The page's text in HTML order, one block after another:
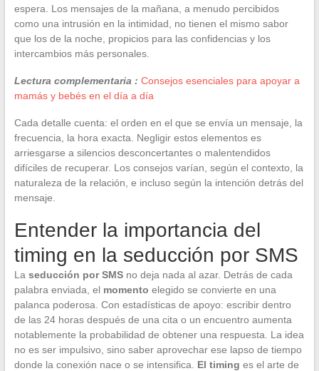
espera. Los mensajes de la mañana, a menudo percibidos
como una intrusión en la intimidad, no tienen el mismo sabor
que los de la noche, propicios para las confidencias y los
intercambios más personales.
Lectura complementaria : Consejos esenciales para apoyar a
mamás y bebés en el día a día
Cada detalle cuenta: el orden en el que se envía un mensaje, la
frecuencia, la hora exacta. Negligir estos elementos es
arriesgarse a silencios desconcertantes o malentendidos
difíciles de recuperar. Los consejos varían, según el contexto, la
naturaleza de la relación, e incluso según la intención detrás del
mensaje.
Entender la importancia del
timing en la seducción por SMS
La seducción por SMSno deja nada al azar. Detrás de cada
palabra enviada, el momento elegido se convierte en una
palanca poderosa. Con estadísticas de apoyo: escribir dentro
de las 24 horas después de una cita o un encuentro aumenta
notablemente la probabilidad de obtener una respuesta. La idea
no es ser impulsivo, sino saber aprovechar ese lapso de tiempo
donde la conexión nace o se intensifica. El timing es el arte de